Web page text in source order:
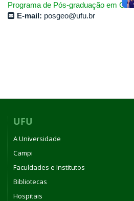
Programa de Pós-graduação em
E-mail: posgeo@ufu.br
UFU
A Universidade
Campi
Faculdades e Institutos
Bibliotecas
Hospitais